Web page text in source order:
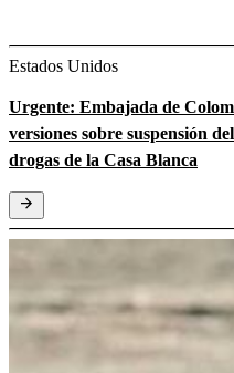
Estados Unidos
Urgente: Embajada de
versiones sobre suspensión
drogas de la Casa Blanca